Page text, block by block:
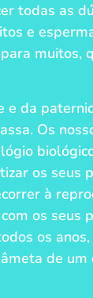
todas as
e
muitos,
e da
Os
os seus
à
os seus
os
de um